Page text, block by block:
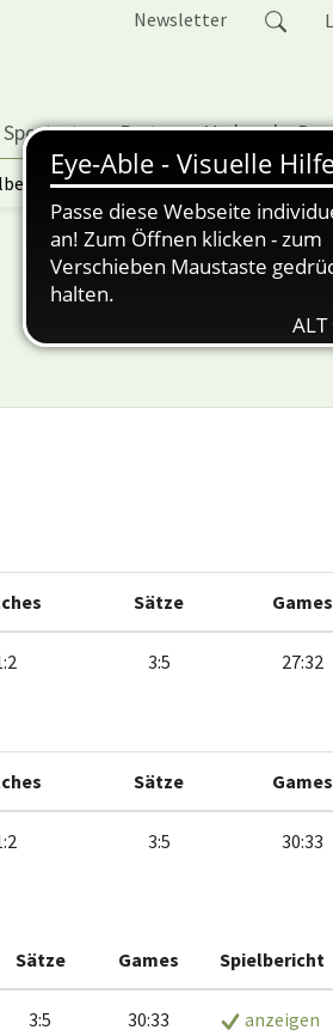
Newsletter
Partner Verband
| TORP Vereinspokal
Sätze Games
3:5 27:32
Sätze Games
3:5 30:33
Sätze Games Spielbericht
3:5 30:33 anzeigen